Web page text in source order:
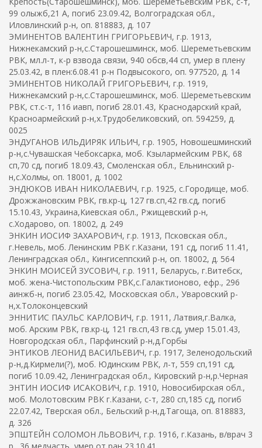
99 олыжб,21 А, погиб 23.09.42, Волгоградская обл.,
Иловлинский р-н, оп. 818883, д. 107
ЭМИНЕНТОВ ВАЛЕНТИН ГРИГОРЬЕВИЧ, г.р. 1913,
Нижнекамский р-н,с.Старошешминск, моб. Шереметьевским
РВК, мл.л-т, к-р взвода связи, 940 обсв,44 сп, умер в плену
25.03.42, в плен:6.08.41 р-н Подвысокого, оп. 977520, д. 14
ЭМИНЕНТОВ НИКОЛАЙ ГРИГОРЬЕВИЧ, г.р. 1919,
Нижнекамский р-н,с.Старошешминск, моб. Шереметьевским
РВК, ст.с-т, 116 иавп, погиб 28.01.43, Краснодарский край,
Красноармейский р-н,х.Трудобеликовский, оп. 594259, д.
0025
ЭНДУГАНОВ ИЛЬДИРЯК ИЛЬИЧ, г.р. 1905, Новошешминский
р-н,с.Чувашская Чебоксарка, моб. Кзылармейским РВК, 68
сп,70 сд, погиб 18.09.43, Смоленская обл., Ельнинский р-
н,с.Холмы, оп. 18001, д. 1002
ЭНДЮКОВ ИВАН НИКОЛАЕВИЧ, г.р. 1925, с.Городище, моб.
Дрожжановским РВК, гв.кр-ц, 127 гв.сп,42 гв.сд, погиб
15.10.43, Украина,Киевская обл., Ржищевский р-н,
с.Ходарово, оп. 18002, д. 249
ЭНКИН ИОСИФ ЗАХАРОВИЧ, г.р. 1913, Псковская обл.,
г.Невель, моб. Ленинским РВК г.Казани, 191 сд, погиб 11.41,
Ленинградская обл., Кингисеппский р-н, оп. 18002, д. 564
ЭНКИН МОИСЕЙ ЗУСОВИЧ, г.р. 1911, Беларусь, г.Витебск,
моб. жена-Чистопольским РВК,с.Галактионово, ефр., 296
аинжб-н, погиб 23.05.42, Московская обл., Уваровский р-
н,х.Толоконцевский
ЭННИТИС ПАУЛЬС КАРЛОВИЧ, г.р. 1911, Латвия,г.Валка,
моб. Арским РВК, гв.кр-ц, 121 гв.сп,43 гв.сд, умер 15.01.43,
Новгородская обл., Парфинский р-н,д.Горбы
ЭНТИКОВ ЛЕОНИД ВАСИЛЬЕВИЧ, г.р. 1917, Зеленодольский
р-н,д.Кирмели(?), моб. Юдинским РВК, л-т, 559 сп,191 сд,
погиб 10.09.42, Ленинградская обл., Кировский р-н,р.Черная
ЭНТИН ИОСИФ ИСАКОВИЧ, г.р. 1910, Новосибирская обл.,
моб. Молотовским РВК г.Казани, с-т, 280 сп,185 сд, погиб
22.07.42, Тверская обл., Бельский р-н,д.Тагоща, оп. 818883,
д. 326
ЭПШТЕЙН СОЛОМОН ЛЬВОВИЧ, г.р. 1916, г.Казань, в/врач 3